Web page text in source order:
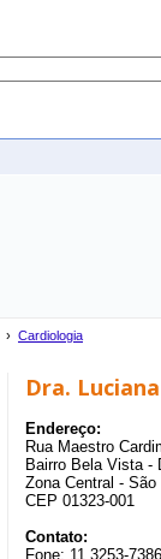
› Cardiologia
Dra.
Endereço:
Rua Maestro
Bairro Bela Vista -
Zona Central -
CEP 01323-001
Contato:
Fone: 11 3253-7386